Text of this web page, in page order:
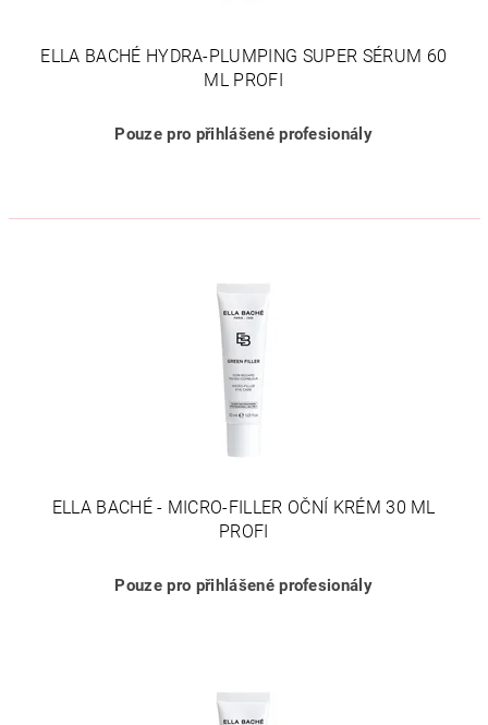
ELLA BACHÉ HYDRA-PLUMPING SUPER SÉRUM 60
ML PROFI
Pouze pro přihlášené profesionály
ELLA BACHÉ - MICRO-FILLER OČNÍ KRÉM 30 ML
PROFI
Pouze pro přihlášené profesionály